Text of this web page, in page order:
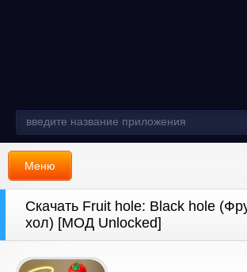
Меню
Скачать Fruit hole: Black hole
хол) [МОД Unlocked]